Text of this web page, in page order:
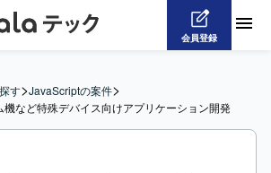
会員登録
す>JavaScriptの案件>
機など特殊デバイス向けアプリケーション開発